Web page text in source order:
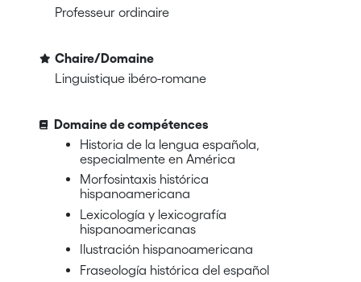
Professeur ordinaire
Chaire/Domaine
Linguistique ibéro-romane
Domaine de compétences
Historia de la lengua española,
especialmente en América
Morfosintaxis histórica
hispanoamericana
Lexicología y lexicografía
hispanoamericanas
Ilustración hispanoamericana
Fraseología histórica del español